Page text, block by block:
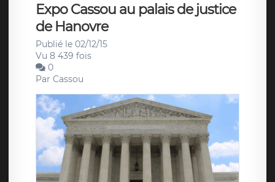
Expo Cassou au palais de justice
de Hanovre
Publié le 02/12/15
Vu 8 439 fois
0
Par Cassou